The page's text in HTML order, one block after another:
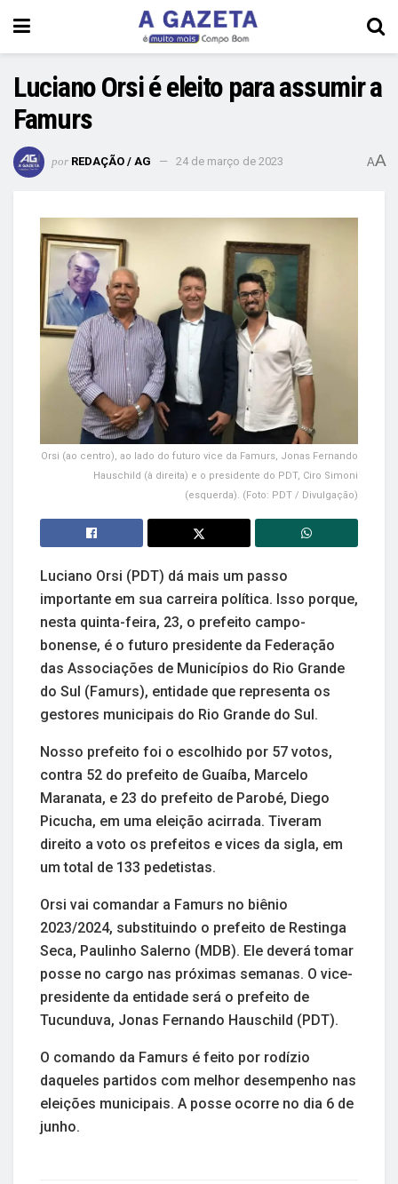
Luciano Orsi é eleito para assumir a
Famurs
por REDAÇÃO / AG 24 de março de 2023 AA
Orsi (ao centro), ao lado do futuro vice da Famurs, Jonas Fernando
Hauschild (à direita) e o presidente do PDT, Ciro Simoni
(esquerda). (Foto: PDT / Divulgação)
Luciano Orsi (PDT) dá mais um passo
importante em sua carreira política. Isso porque,
nesta quinta-feira, 23, o prefeito campo-
bonense, é o futuro presidente da Federação
das Associações de Municípios do Rio Grande
do Sul (Famurs), entidade que representa os
gestores municipais do Rio Grande do Sul.
Nosso prefeito foi o escolhido por 57 votos,
contra 52 do prefeito de Guaíba, Marcelo
Maranata, e 23 do prefeito de Parobé, Diego
Picucha, em uma eleição acirrada. Tiveram
direito a voto os prefeitos e vices da sigla, em
um total de 133 pedetistas.
Orsi vai comandar a Famurs no biênio
2023/2024, substituindo o prefeito de Restinga
Seca, Paulinho Salerno (MDB). Ele deverá tomar
posse no cargo nas próximas semanas. O vice-
presidente da entidade será o prefeito de
Tucunduva, Jonas Fernando Hauschild (PDT).
O comando da Famurs é feito por rodízio
daqueles partidos com melhor desempenho nas
eleições municipais. A posse ocorre no dia 6 de
junho.